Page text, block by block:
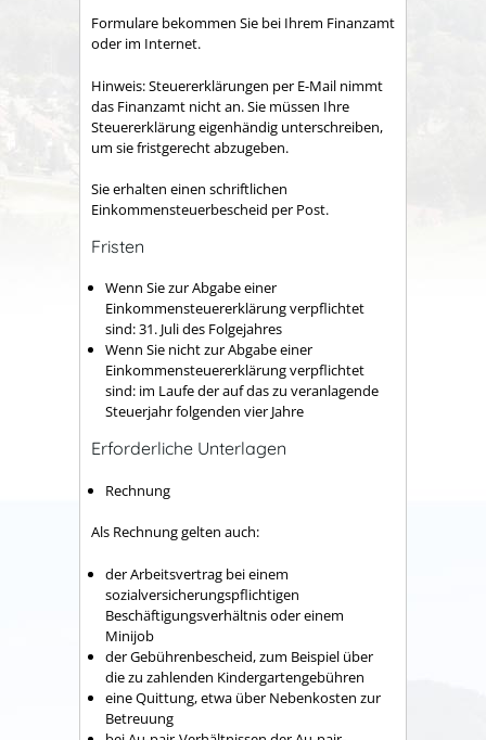
Formulare bekommen Sie bei Ihrem Finanzamt
oder im Internet.
Hinweis: Steuererklärungen per E-Mail nimmt
das Finanzamt nicht an. Sie müssen Ihre
Steuererklärung eigenhändig unterschreiben,
um sie fristgerecht abzugeben.
Sie erhalten einen schriftlichen
Einkommensteuerbescheid per Post.
Fristen
Wenn Sie zur Abgabe einer
Einkommensteuererklärung verpflichtet
sind: 31. Juli des Folgejahres
Wenn Sie nicht zur Abgabe einer
Einkommensteuererklärung verpflichtet
sind: im Laufe der auf das zu veranlagende
Steuerjahr folgenden vier Jahre
Erforderliche Unterlagen
Rechnung
Als Rechnung gelten auch:
der Arbeitsvertrag bei einem
sozialversicherungspflichtigen
Beschäftigungsverhältnis oder einem
Minijob
der Gebührenbescheid, zum Beispiel über
die zu zahlenden Kindergartengebühren
eine Quittung, etwa über Nebenkosten zur
Betreuung